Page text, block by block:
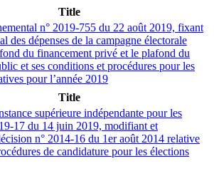
Title
n° 2019-755 du 22 août 2019, fixant
des dépenses de la campagne électorale
du financement privé et le plafond du
et ses conditions et procédures pour les
pour l’année 2019
Title
supérieure indépendante pour les
17 du 14 juin 2019, modifiant et
n° 2014-16 du 1er août 2014 relative
de candidature pour les élections